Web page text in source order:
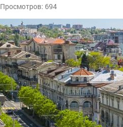
Просмотров: 694